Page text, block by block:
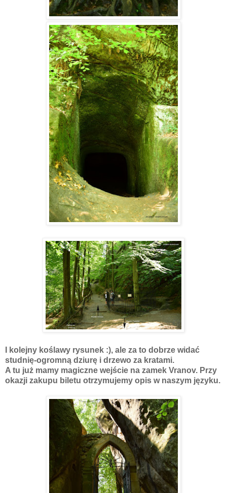
I kolejny koślawy rysunek :), ale za to dobrze widać
studnię-ogromną dziurę i drzewo za kratami.
A tu już mamy magiczne wejście na zamek Vranov. Przy
okazji zakupu biletu otrzymujemy opis w naszym języku.